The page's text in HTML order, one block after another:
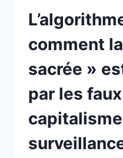
UNE
COSMO-
LE
LE
ET
comment
sacrée »
par les